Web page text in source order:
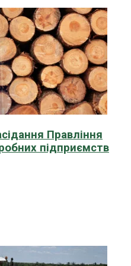
Правління
підприємств